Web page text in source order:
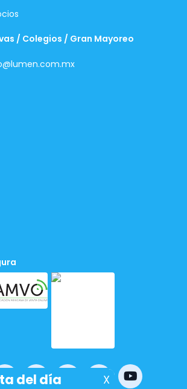
/ Colegios / Gran Mayoreo